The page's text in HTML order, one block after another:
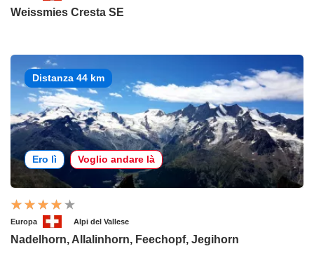
Weissmies Cresta SE
Distanza 44 km
Ero lì Voglio andare là
Europa Alpi del Vallese
Nadelhorn, Allalinhorn, Feechopf, Jegihorn